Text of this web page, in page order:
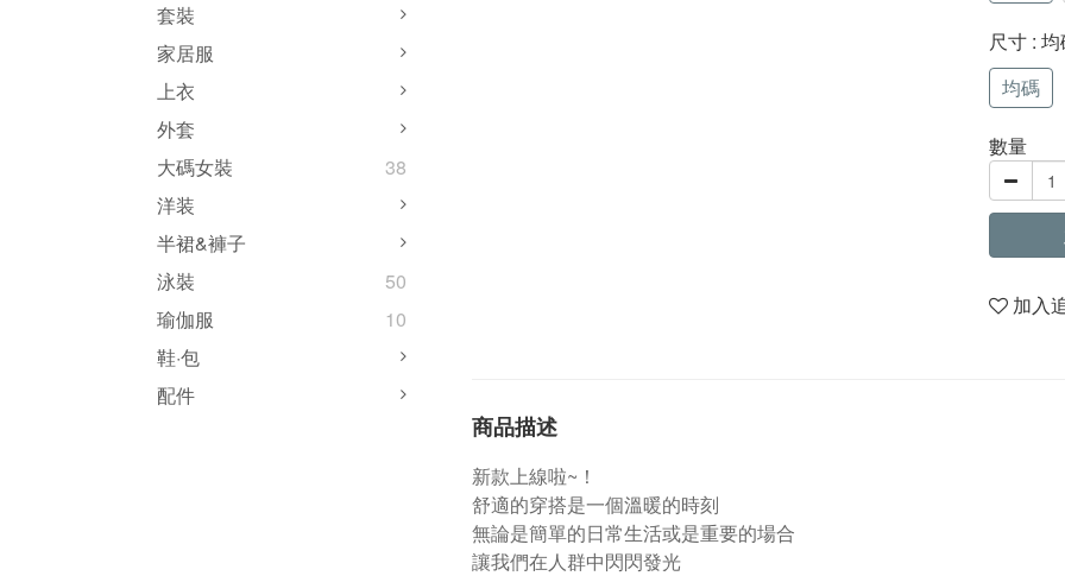
套裝
家居服
上衣
外套
大碼女裝
38
洋装
半裙&褲子
泳裝
50
瑜伽服
10
鞋·包
配件
尺寸 :
均碼
數量
加入
商品描述
新款上線啦~！
舒適的穿搭是一個溫暖的時刻
無論是簡單的日常生活或是重要的場合
讓我們在人群中閃閃發光